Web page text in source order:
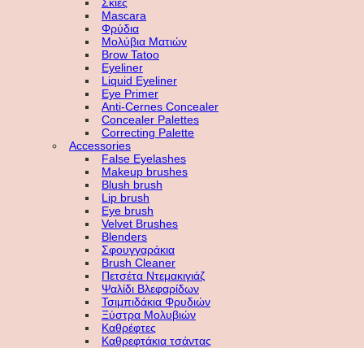
Mascara
Φρύδια
Μολύβια Ματιών
Brow Tatoo
Eyeliner
Liquid Eyeliner
Eye Primer
Anti-Cernes Concealer
Concealer Palettes
Correcting Palette
Accessories
False Eyelashes
Makeup brushes
Blush brush
Lip brush
Eye brush
Velvet Brushes
Blenders
Σφουγγαράκια
Brush Cleaner
Πετσέτα Ντεμακιγιάζ
Ψαλίδι Βλεφαρίδων
Τσιμπιδάκια Φρυδιών
Ξύστρα Μολυβιών
Καθρέφτες
Καθρεφτάκια τσάντας